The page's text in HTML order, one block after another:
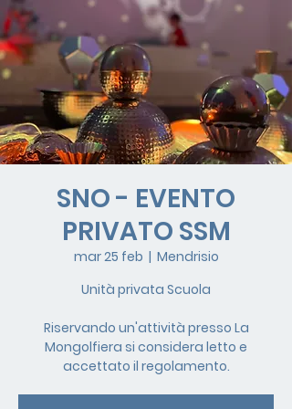
SNO - EVENTO
PRIVATO SSM
mar 25 feb
  |
Mendrisio
Unità privata Scuola
Riservando un'attività presso La
Mongolfiera si considera letto e
accettato il regolamento.